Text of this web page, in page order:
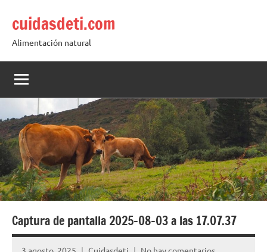
contenido
cuidasdeti.com
Alimentación natural
Captura de pantalla 2025-08-03 a las 17.07.37